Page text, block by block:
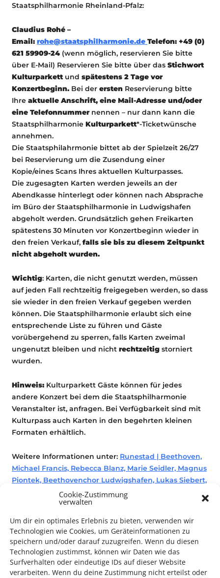
Cookie-Zustimmung
verwalten
Um dir ein optimales Erlebnis zu bieten, verwenden wir
Technologien wie Cookies, um Geräteinformationen zu
speichern und/oder darauf zuzugreifen. Wenn du diesen
Technologien zustimmst, können wir Daten wie das
Surfverhalten oder eindeutige IDs auf dieser Website
verarbeiten. Wenn du deine Zustimmung nicht erteilst oder
Staatsphilharmonie Rheinland-Pfalz:
Claudius Rohé –
Email: rohe@staatsphilharmonie.de Telefon: +49 (0)
621 59909-24 (wenn möglich, reservieren Sie bitte
über E-Mail) Reservieren Sie bitte über das Stichwort
Kulturparkett und spätestens 2 Tage vor
Konzertbeginn. Bei der ersten Reservierung bitte
Ihre aktuelle Anschrift, eine Mail-Adresse und/oder
eine Telefonnummernennen – nur dann kann die
Staatsphilharmonie Kulturparkett*-Ticketwünsche
annehmen.
Die Staatsphilahrmonie bittet ab der Spielzeit 26/27
bei Reservierung um die Zusendung einer
Kopie/eines Scans Ihres aktuellen Kulturpasses.
Die zugesagten Karten werden jeweils an der
Abendkasse hinterlegt oder können nach Absprache
im Büro der Staatsphilharmonie in Ludwigshafen
abgeholt werden. Grundsätzlich gehen Freikarten
spätestens 30 Minuten vor Konzertbeginn wieder in
den freien Verkauf, falls sie bis zu diesem Zeitpunkt
nicht abgeholt wurden.
Wichtig: Karten, die nicht genutzt werden, müssen
auf jeden Fall rechtzeitig freigegeben werden, so dass
sie wieder in den freien Verkauf gegeben werden
können. Die Staatsphilharmonie erlaubt sich eine
entsprechende Liste zu führen und Gäste
vorübergehend zu sperren, falls Karten zweimal
ungenutzt bleiben und nicht rechtzeitig storniert
wurden.
Hinweis: Kulturparkett Gäste können für jedes
andere Konzert bei dem die Staatsphilharmonie
Veranstalter ist, anfragen. Bei Verfügbarkeit sind mit
Kulturpass auch Karten in den begehrten kleinen
Formaten erhältlich.
Weitere Informationen unter: Runestad | Beethoven,
Michael Francis, Rebecca Blanz, Marie Seidler, Magnus
Piontek, Beethovenchor Ludwigshafen, Lukas Siebert,
Jake Runestad, Ludwig van Be…
Konzert